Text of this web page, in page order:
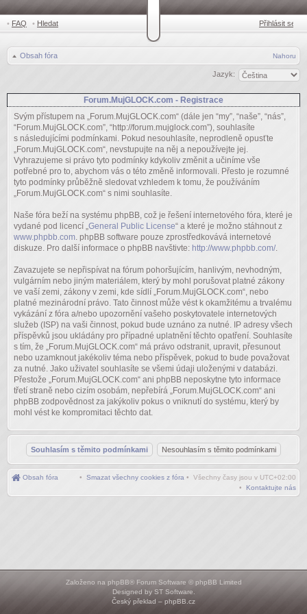
• FAQ • Hledat Přihlásit se
Obsah fóra Nahoru
Jazyk:
Forum.MujGLOCK.com - Registrace
Svým přístupem na „Forum.MujGLOCK.com“ (dále jen “my”, “naše”, “nás”,
“Forum.MujGLOCK.com”, “http://forum.mujglock.com”), souhlasíte
s následujícími podmínkami. Pokud nesouhlasíte, neprodleně opusťte
„Forum.MujGLOCK.com“, nevstupujte na něj a nepoužívejte jej.
Vyhrazujeme si právo tyto podmínky kdykoliv změnit a učiníme vše
potřebné pro to, abychom vás o této změně informovali. Přesto je rozumné
tyto podmínky průběžně sledovat vzhledem k tomu, že používáním
„Forum.MujGLOCK.com“ s nimi souhlasíte.
Naše fóra beží na systému phpBB, což je řešení internetového fóra, které je
vydané pod licencí „ General Public License“ a které je možno stáhnout z
www.phpbb.com . phpBB software pouze zprostředkovává internetové
diskuze. Pro další informace o phpBB navštivte: http://www.phpbb.com/.
Zavazujete se nepřispívat na fórum pohoršujícím, hanlivým, nevhodným,
vulgárním nebo jiným materiálem, který by mohl porušovat platné zákony
ve vaší zemi, zákony v zemi, kde sídlí „Forum.MujGLOCK.com“, nebo
platné mezinárodní právo. Tato činnost může vést k okamžitému a trvalému
vykázání z fóra a/nebo upozornění vašeho poskytovatele internetových
služeb (ISP) na vaši činnost, pokud bude uznáno za nutné. IP adresy všech
příspěvků jsou ukládány pro případné uplatnění těchto opatření. Souhlasíte
s tím, že „Forum.MujGLOCK.com“ má právo odstranit, upravit, přesunout
nebo uzamknout jakékoliv téma nebo příspěvek, pokud to bude považovat
za nutné. Jako uživatel souhlasíte se všemi údaji uloženými v databázi.
Přestože „Forum.MujGLOCK.com“ ani phpBB neposkytne tyto informace
třetí straně nebo cizím osobám, nepřebírá „Forum.MujGLOCK.com“ ani
phpBB zodpovědnost za jakýkoliv pokus o vniknutí do systému, který by
mohl vést ke kompromitaci těchto dat.
Obsah fóra • Všechny časy jsou v UTC+02:00
• Smazat všechny cookies z fóra
• Kontaktujte nás
Založeno na phpBB® Forum Software © phpBB Limited
Designed by ST Software
Český překlad – phpBB.cz